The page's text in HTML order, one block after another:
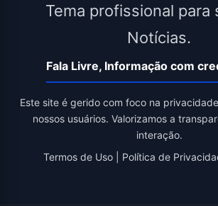
Tema profissional para
Notícias.
Fala Livre, Informação com
Este site é gerido com foco na
nossos usuários. Valorizamos a
interação.
Termos de Uso
Política de